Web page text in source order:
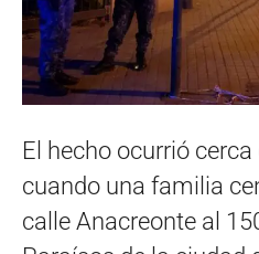
El hecho ocurrió
cuando una familia
calle Anacreonte al